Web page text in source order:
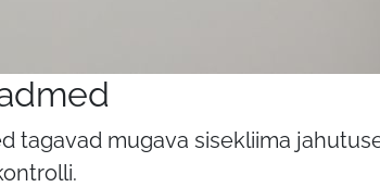
tagavad mugava sisekliima